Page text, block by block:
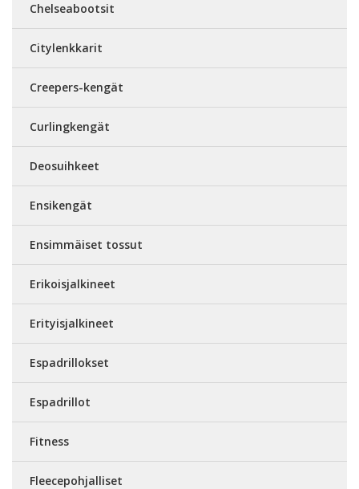
Chelseabootsit
Citylenkkarit
Creepers-kengät
Curlingkengät
Deosuihkeet
Ensikengät
Ensimmäiset tossut
Erikoisjalkineet
Erityisjalkineet
Espadrillokset
Espadrillot
Fitness
Fleecepohjalliset